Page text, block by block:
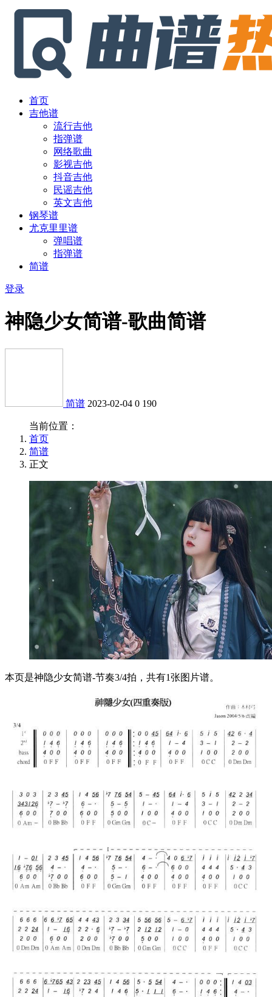
首页
吉他谱
流行吉他
指弹谱
网络歌曲
影视吉他
抖音吉他
民谣吉他
英文吉他
钢琴谱
尤克里里谱
弹唱谱
指弹谱
简谱
登录
神隐少女简谱-歌曲简谱
简谱 2023-02-04 0 190
当前位置：
首页
简谱
正文
本页是神隐少女简谱-节奏3/4拍，共有1张图片谱。